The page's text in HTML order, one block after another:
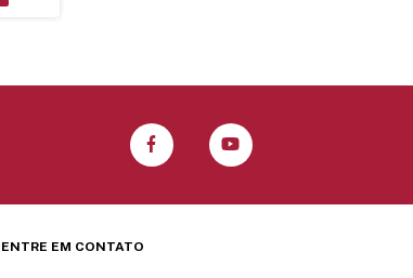
ENTRE EM CONTATO